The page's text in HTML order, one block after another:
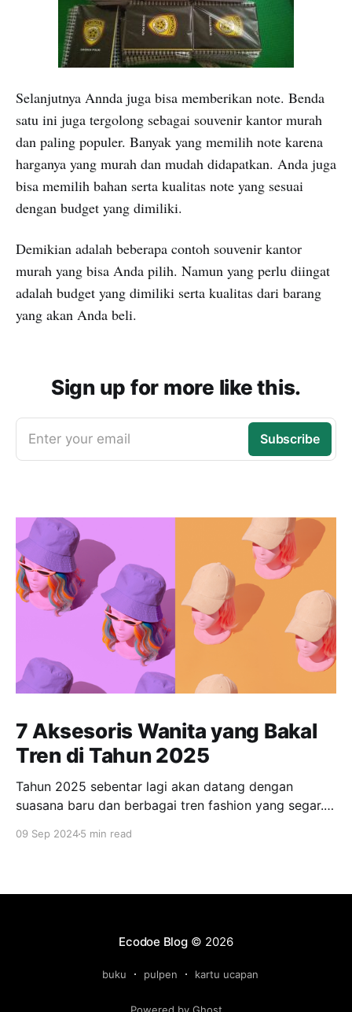
Selanjutnya Annda juga bisa memberikan note. Benda
satu ini juga tergolong sebagai souvenir kantor murah
dan paling populer. Banyak yang memilih note karena
harganya yang murah dan mudah didapatkan. Anda juga
bisa memilih bahan serta kualitas note yang sesuai
dengan budget yang dimiliki.
Demikian adalah beberapa contoh souvenir kantor
murah yang bisa Anda pilih. Namun yang perlu diingat
adalah budget yang dimiliki serta kualitas dari barang
yang akan Anda beli.
Sign up for more like this.
Enter your email Subscribe
7 Aksesoris Wanita yang Bakal
Tren di Tahun 2025
Tahun 2025 sebentar lagi akan datang dengan
suasana baru dan berbagai tren fashion yang segar.
relevan dengan tren terkini menjadi salah satu
09 Sep 20245 min read
Ecodoe Blog© 2026
buku pulpen kartu ucapan